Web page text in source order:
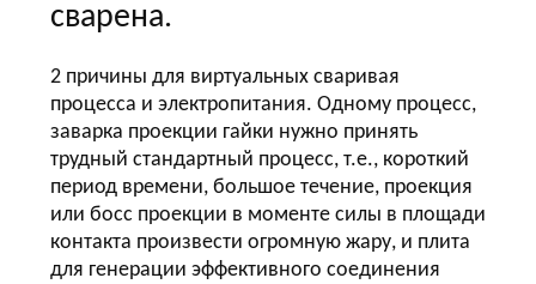
УЕДИНЕНИЯ
сварена.
2 причины для виртуальных сваривая
процесса и электропитания. Одному процесс,
заварка проекции гайки нужно принять
трудный стандартный процесс, т.е., короткий
период времени, большое течение, проекция
или босс проекции в моменте силы в площади
контакта произвести огромную жару, и плита
для генерации эффективного соединения